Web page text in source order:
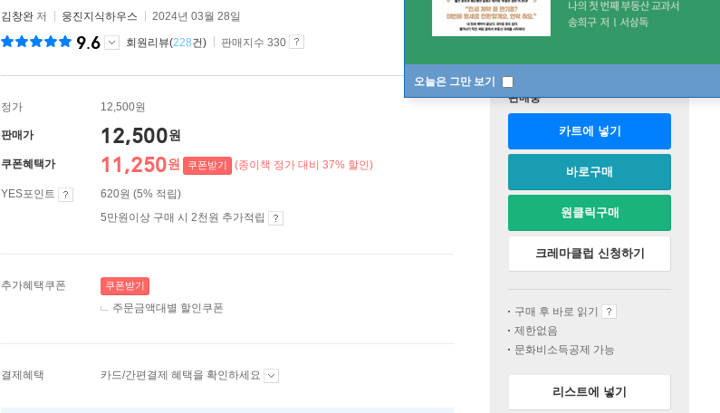
오늘은 그만 보기
김창완 저 웅진지식하우스 2024년 03월 28일
9.6 회원리뷰(228건) 판매지수 330
정가 12,500원
판매가 12,500원
쿠폰혜택가 11,250원 쿠폰받기 (종이책 정가 대비 37% 할인)
YES포인트
620원 (5% 적립)
5만원이상 구매 시 2천원 추가적립
추가혜택쿠폰 쿠폰받기
주문금액대별 할인쿠폰
결제혜택 카드/간편결제 혜택을 확인하세요
판매중
카트에 넣기
바로구매
원클릭구매
크레마클럽 신청하기
구매 후 바로 읽기
제한없음
문화비소득공제 가능
리스트에 넣기